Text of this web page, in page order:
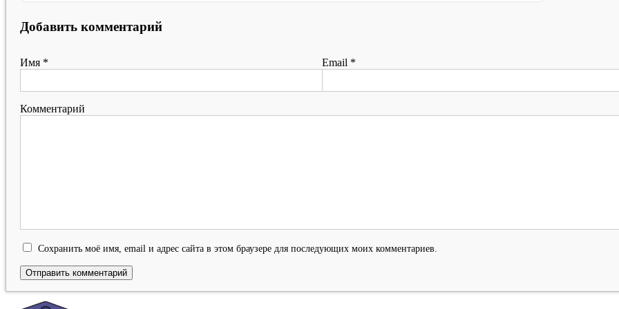
Добавить комментарий
Имя * Email *
Комментарий
Сохранить моё имя, email и адрес сайта в этом браузере для последующих моих комментариев.